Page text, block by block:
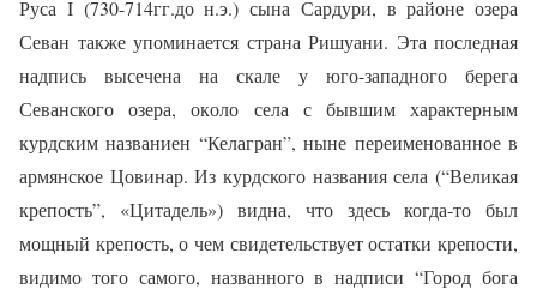
Руса I (730-714гг.до н.э.) сына Сардури, в районе озера
Севан также упоминается страна Ришуани. Эта последная
надпись высечена на скале у юго-западного берега
Севанского озера, ок­оло села с бывшим характерным
курдским названиен “Келагран”, ныне переиме­нованное в
армянское Цовинар. Из курдского названия села (“Великая
крепость”, «Цитадель») видна, что здесь когда-то был
мощный крепость, о чем свидетельствует остатки крепости,
ви­димо того самого, названного в надписи “Город бога